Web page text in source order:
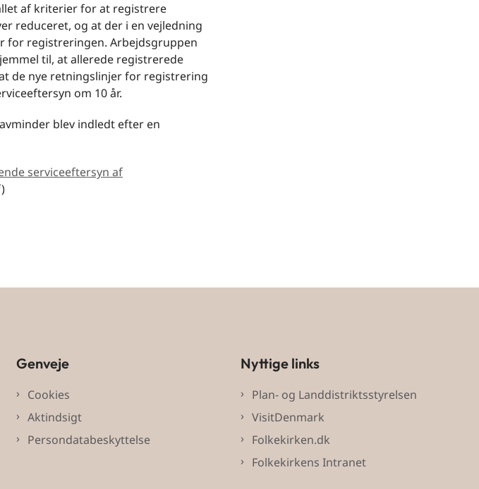
af kriterier for at registrere
reduceret, og at der i en vejledning
for registreringen. Arbejdsgruppen
til, at allerede registrerede
de nye retningslinjer for registrering
om 10 år.
blev indledt efter en
serviceeftersyn af
Genveje
Cookies
Aktindsigt
Persondatabeskyttelse
Nyttige links
Plan- og Landdistriktsstyrelsen
VisitDenmark
Folkekirken.dk
Folkekirkens Intranet